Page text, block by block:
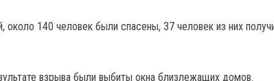
около 140 человек были спасены, 37 человек из них
взрыва были выбиты окна близлежащих домов.